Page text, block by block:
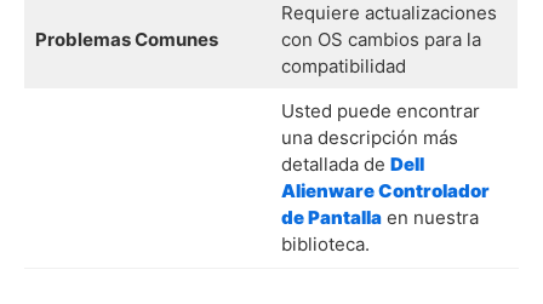
Problemas Comunes
Requiere actualizaciones
con OS cambios para la
compatibilidad
Usted puede encontrar
una descripción más
detallada de Dell
Alienware Controlador
de Pantallaen nuestra
biblioteca.